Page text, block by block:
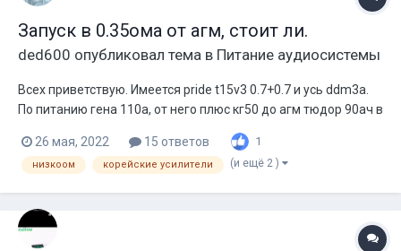
Запуск в 0.35ома от агм, стоит ли.
ded600 опубликовал тема в Питание аудиосистемы
Всех приветствую. Имеется pride t15v3 0.7+0.7 и усь ddm3a.
По питанию гена 110а, от него плюс кг50 до агм тюдор 90ач в
агм, уся и гены к кузову те же кг50, ну и плюс под капотом как
обычно дубляжи. Сейчас катушки последовательно, в 1.4ом,
26 мая, 2022 15 ответов 1
низкоом корейские усилители (и ещё 2 )